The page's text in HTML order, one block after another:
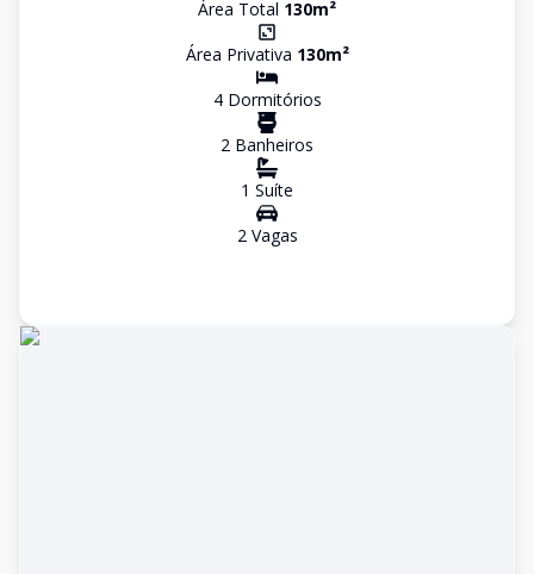
Área Total 130m²
Área Privativa 130m²
4Dormitórios
2 Banheiros
1 Suíte
2Vagas